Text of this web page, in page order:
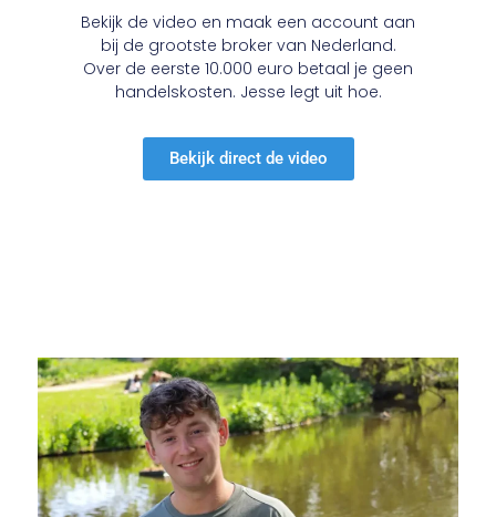
Bekijk de video en maak een account aan
bij de grootste broker van Nederland.
Over de eerste 10.000 euro betaal je geen
handelskosten. Jesse legt uit hoe.
Bekijk direct de video